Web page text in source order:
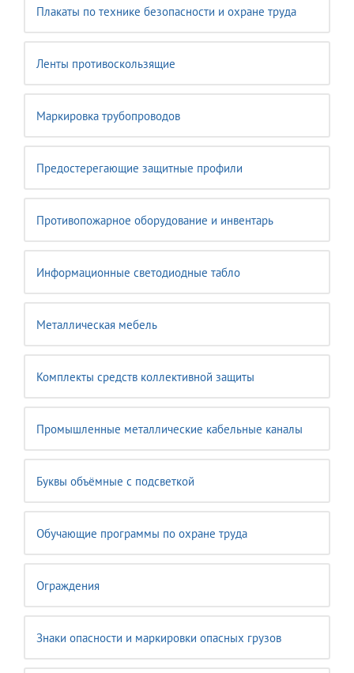
Плакаты по технике безопасности и охране труда
Ленты противоскользящие
Маркировка трубопроводов
Предостерегающие защитные профили
Противопожарное оборудование и инвентарь
Информационные светодиодные табло
Металлическая мебель
Комплекты средств коллективной защиты
Промышленные металлические кабельные каналы
Буквы объёмные с подсветкой
Обучающие программы по охране труда
Ограждения
Знаки опасности и маркировки опасных грузов